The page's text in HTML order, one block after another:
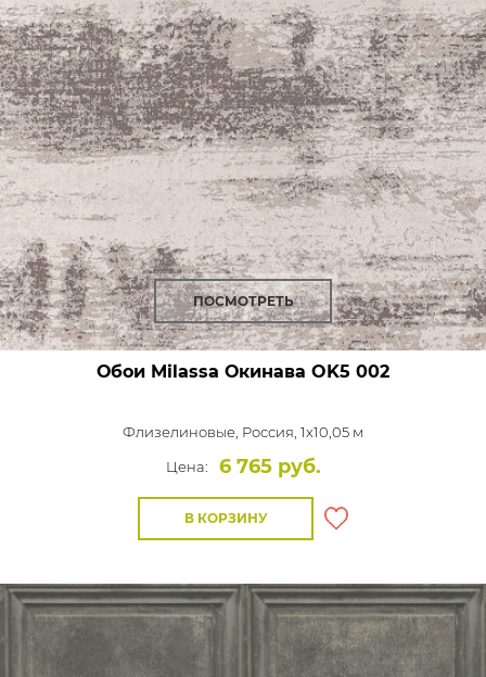
ПОСМОТРЕТЬ
Обои Milassa Окинава OK5 002
Флизелиновые, Россия, 1x10,05 м
Цена:
6 765 руб.
В КОРЗИНУ